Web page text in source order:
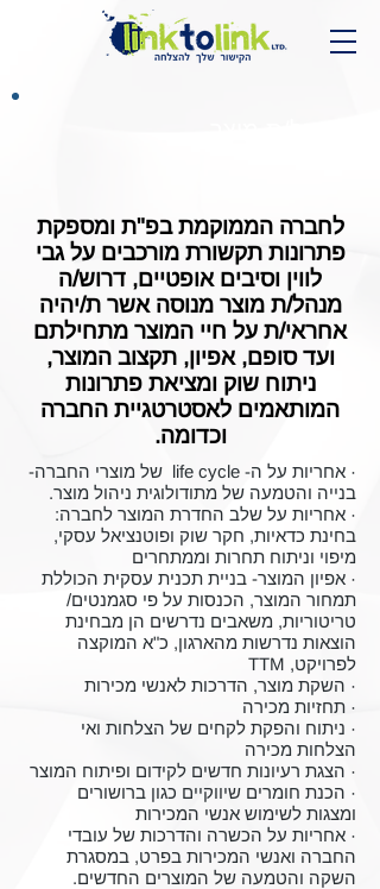
לחברה הממוקמת בפ"ת ומספקת
פתרונות תקשורת מורכבים על גבי
לווין וסיבים אופטיים, דרוש/ה
מנהל/ת מוצר מנוסה אשר ת/יהיה
אחראי/ת על חיי המוצר מתחילתם
ועד סופם, אפיון, תקצוב המוצר,
ניתוח שוק ומציאת פתרונות
המותאמים לאסטרטגיית החברה
וכדומה.
· אחריות על ה- life cycle של מוצרי החברה-
בנייה והטמעה של מתודולוגית ניהול מוצר.
· אחריות על שלב החדרת המוצר לחברה:
בחינת כדאיות, חקר שוק ופוטנציאל עסקי,
מיפוי וניתוח תחרות וממתחרים
· אפיון המוצר- בניית תכנית עסקית הכוללת
תמחור המוצר, הכנסות על פי סגמנטים/
טריטוריות, משאבים נדרשים הן מבחינת
הוצאות נדרשות מהארגון, כ"א המוקצה
לפרויקט, TTM
· השקת מוצר, הדרכות לאנשי מכירות
· תחזיות מכירה
· ניתוח והפקת לקחים של הצלחות ואי
הצלחות מכירה
· הצגת רעיונות חדשים לקידום ופיתוח המוצר
· הכנת חומרים שיווקיים כגון ברושורים
ומצגות לשימוש אנשי המכירות
· אחריות על הכשרה והדרכות של עובדי
החברה ואנשי המכירות בפרט, במסגרת
השקה והטמעה של המוצרים החדשים.